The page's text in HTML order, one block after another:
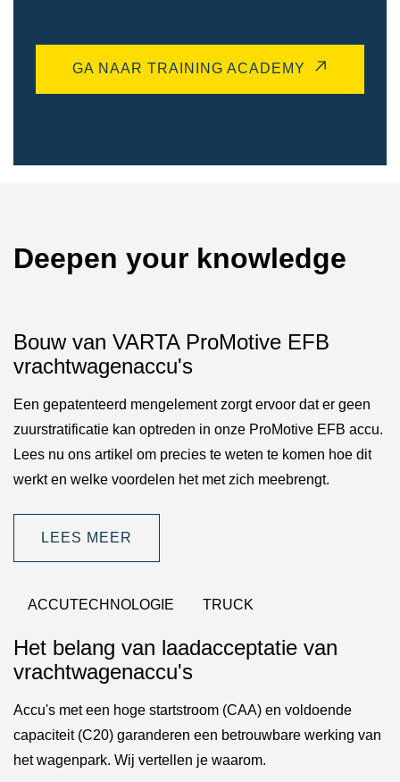
GA NAAR TRAINING ACADEMY
Deepen your knowledge
Bouw van VARTA ProMotive EFB
vrachtwagenaccu's
Een gepatenteerd mengelement zorgt ervoor dat er geen
zuurstratificatie kan optreden in onze ProMotive EFB accu.
Lees nu ons artikel om precies te weten te komen hoe dit
werkt en welke voordelen het met zich meebrengt.
LEES MEER
ACCUTECHNOLOGIE TRUCK
Het belang van laadacceptatie van
vrachtwagenaccu's
Accu's met een hoge startstroom (CAA) en voldoende
capaciteit (C20) garanderen een betrouwbare werking van
het wagenpark. Wij vertellen je waarom.